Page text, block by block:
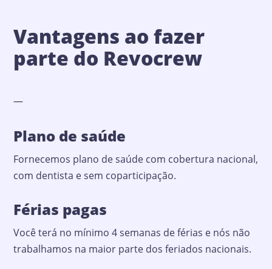
Vantagens ao fazer
parte do Revocrew
—
Plano de saúde
Fornecemos plano de saúde com cobertura nacional,
com dentista e sem coparticipação.
Férias pagas
Você terá no mínimo 4 semanas de férias e nós não
trabalhamos na maior parte dos feriados nacionais.